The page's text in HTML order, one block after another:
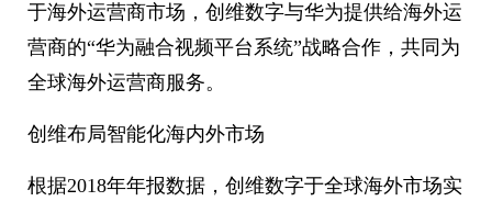
于海外运营商市场，创维数字与华为提供给海外运
营商的“华为融合视频平台系统”战略合作，共同为
全球海外运营商服务。
创维布局智能化海内外市场
根据2018年年报数据，创维数字于全球海外市场实